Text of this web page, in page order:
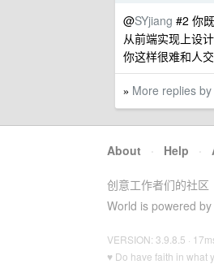
@SYjiang #2 你
从前端实现上设
你这样很难和人
» More replies
About · Help ·
创意工作者们的社区
World is powered
VERSION: 3.9.8.5 ·
♥ Do have faith in what